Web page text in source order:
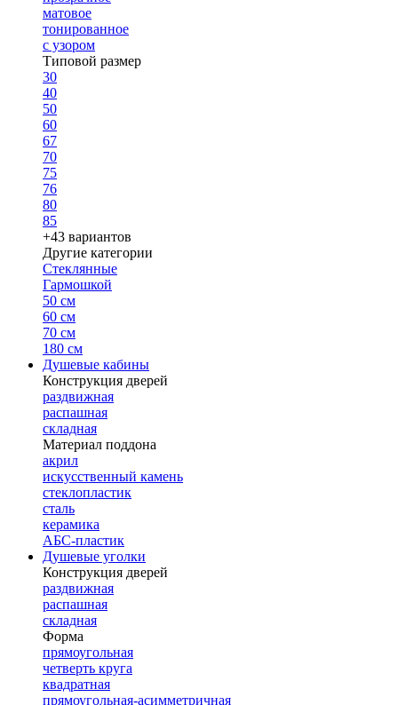
матовое
тонированное
с узором
Типовой размер
30
40
50
60
67
70
75
76
80
85
+43 вариантов
Другие категории
Стеклянные
Гармошкой
50 см
60 см
70 см
180 см
Душевые кабины
Конструкция дверей
раздвижная
распашная
складная
Материал поддона
акрил
искусственный камень
стеклопластик
сталь
керамика
АБС-пластик
Душевые уголки
Конструкция дверей
раздвижная
распашная
складная
Форма
прямоугольная
четверть круга
квадратная
прямоугольная-асимметричная